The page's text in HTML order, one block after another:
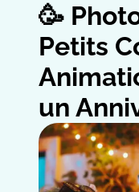
🥳
Petits
un